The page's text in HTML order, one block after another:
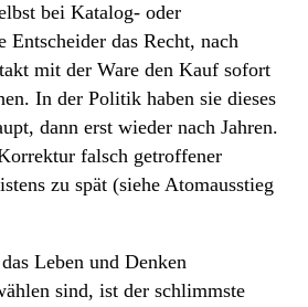
bei Katalog- oder
das Recht, nach
mit der Ware den Kauf sofort
In der Politik haben sie dieses
dann erst wieder nach Jahren.
falsch getroffener
zu spät (siehe Atomausstieg
Leben und Denken
sind, ist der schlimmste